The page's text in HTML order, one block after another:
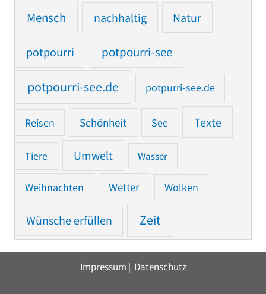
Mensch nachhaltig Natur
potpourri potpourri-see
potpourri-see.de potpurri-see.de
Reisen Schönheit See Texte
Tiere Umwelt Wasser
Weihnachten Wetter Wolken
Wünsche erfüllen Zeit
Impressum | Datenschutz